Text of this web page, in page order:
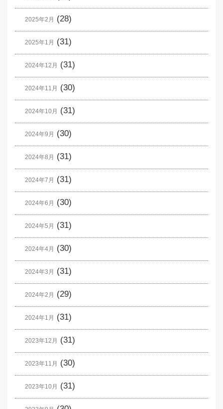
2025年2月 (28)
2025年1月 (31)
2024年12月 (31)
2024年11月 (30)
2024年10月 (31)
2024年9月 (30)
2024年8月 (31)
2024年7月 (31)
2024年6月 (30)
2024年5月 (31)
2024年4月 (30)
2024年3月 (31)
2024年2月 (29)
2024年1月 (31)
2023年12月 (31)
2023年11月 (30)
2023年10月 (31)